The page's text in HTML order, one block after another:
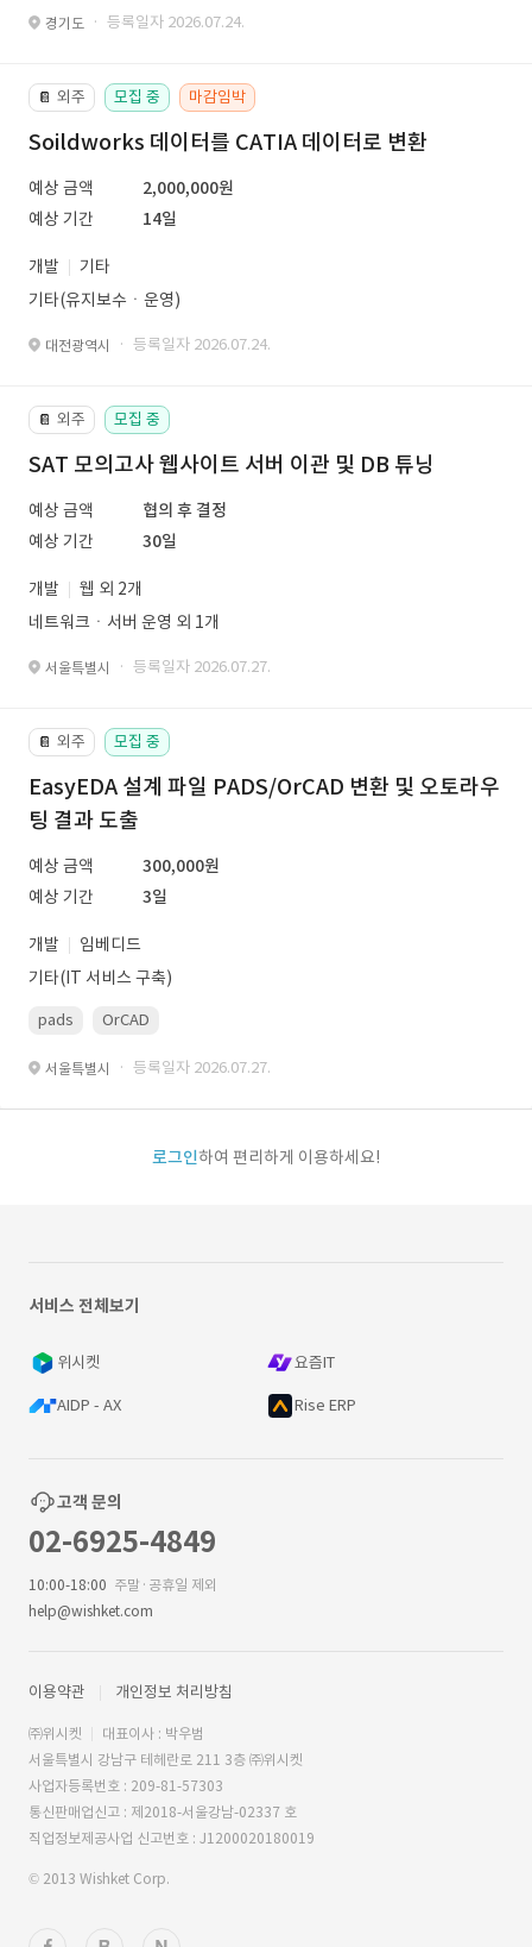
경기도 · 등록일자 2026.07.24.
📔 외주 모집 중 마감임박
Soildworks 데이터를 CATIA 데이터로 변환
예상 금액
2,000,000원
예상 기간
14일
개발
기타
기타(유지보수ㆍ운영)
대전광역시 · 등록일자 2026.07.24.
📔 외주 모집 중
SAT 모의고사 웹사이트 서버 이관 및 DB 튜닝
예상 금액
협의 후 결정
예상 기간
30일
개발
웹 외 2개
네트워크ㆍ서버 운영 외 1개
서울특별시 · 등록일자 2026.07.27.
📔 외주 모집 중
EasyEDA 설계 파일 PADS/OrCAD 변환 및 오토라우
팅 결과 도출
예상 금액
300,000원
예상 기간
3일
개발
임베디드
기타(IT 서비스 구축)
pads OrCAD
서울특별시 · 등록일자 2026.07.27.
로그인하여 편리하게 이용하세요!
서비스 전체보기
위시켓 요즘IT
AIDP - AX Rise ERP
고객 문의
02-6925-4849
10:00-18:00 주말·공휴일 제외
help@wishket.com
이용약관 개인정보 처리방침
㈜위시켓
대표이사 : 박우범
서울특별시 강남구 테헤란로 211 3층 ㈜위시켓
사업자등록번호 : 209-81-57303
통신판매업신고 : 제2018-서울강남-02337 호
직업정보제공사업 신고번호 : J1200020180019
© 2013 Wishket Corp.